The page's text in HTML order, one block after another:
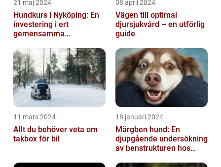
21 maj 2024
Hundkurs i Nyköping: En
investering i ert
gemensamma
08 april 2024
Vägen till optimal
djursjukvård – en utförlig
guide
11 mars 2024
Allt du behöver veta om
takbox för bil
18 januari 2024
Märgben hund: En
djupgående undersökning
av benstrukturen hos